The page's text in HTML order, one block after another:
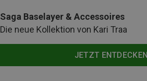
Saga Baselayer & Accessoires
Die neue Kollektion von Kari Traa
JETZT ENTDECKEN